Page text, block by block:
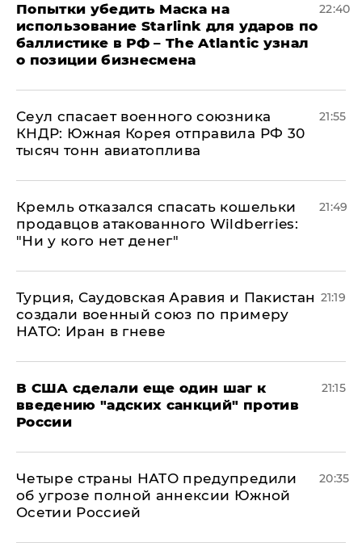
Попытки убедить Маска на
использование Starlink для ударов по
баллистике в РФ – The Atlantic узнал
о позиции бизнесмена
22:40
​Сеул спасает военного союзника
КНДР: Южная Корея отправила РФ 30
тысяч тонн авиатоплива
21:55
Кремль отказался спасать кошельки
продавцов атакованного Wildberries:
"Ни у кого нет денег"
21:49
Турция, Саудовская Аравия и Пакистан
создали военный союз по примеру
НАТО: Иран в гневе
21:19
В США сделали еще один шаг к
введению "адских санкций" против
России
21:15
Четыре страны НАТО предупредили
об угрозе полной аннексии Южной
Осетии Россией
20:35